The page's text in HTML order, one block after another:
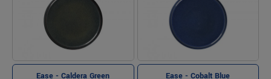
Ease - Caldera Green Ease - Cobalt Blue